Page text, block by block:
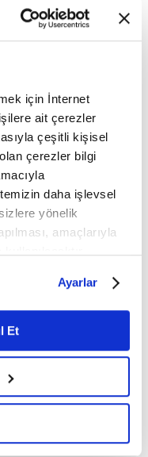
için İnternet
ait çerezler
çeşitli kişisel
çerezler bilgi
daha işlevsel
yönelik
amaçlarıyla
bilgi için
Bilgilendirme
Kanunu uyarınca
ile ilgili daha
Ayarlar
Et
ölümsüzlüğü
ulaşmaya
bir yolda
bir zekâya sahip
yarattığına